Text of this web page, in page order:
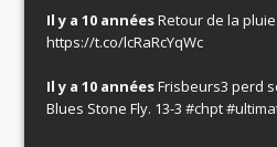
Il y a 10 annéesRetour de la pluie
https://t.co/lcRaRcYqWc
Il y a 10 annéesFrisbeurs3 perd
Blues Stone Fly. 13-3#chpt